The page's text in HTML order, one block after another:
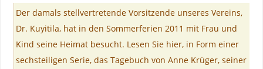
Der damals stellvertretende Vorsitzende unseres Vereins,
Dr. Kuyitila, hat in den Sommerferien 2011 mit Frau und
Kind seine Heimat besucht. Lesen Sie hier, in Form einer
sechsteiligen Serie, das Tagebuch von Anne Krüger, seiner